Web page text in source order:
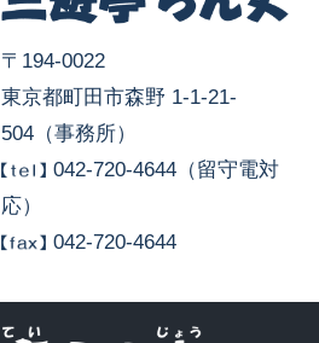
〒194-0022
東京都町田市森野 1-1-21-
504（事務所）
042-720-4644（留守電対
応）
042-720-4644